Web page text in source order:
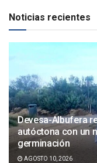
Noticias recientes
Devesa-Albufera
autóctona con un
germinación
AGOSTO 10, 2026